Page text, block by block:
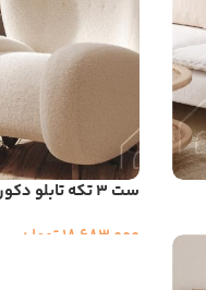
ست ۳ تکه تابلو دکوراتیو ساحل آرام | مینیمال با تم دریا
18,683,000تومان